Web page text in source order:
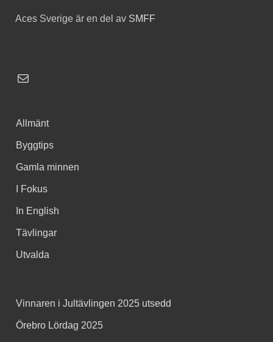
Aces Sverige är en del av SMFF
Allmänt
Byggtips
Gamla minnen
I Fokus
In English
Tävlingar
Utvalda
Vinnaren i Jultävlingen 2025 utsedd
Örebro Lördag 2025